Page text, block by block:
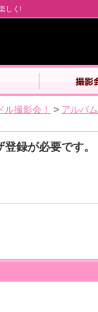
しく!
撮影会！ > アルバム
録が必要です。